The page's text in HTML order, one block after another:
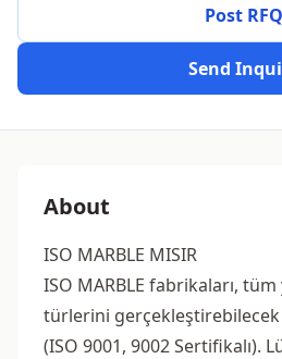
Post RFQ
Send
About
ISO MARBLE MISIR
ISO MARBLE fabrikaları,
türlerini
(ISO 9001, 9002 Sertifikalı).